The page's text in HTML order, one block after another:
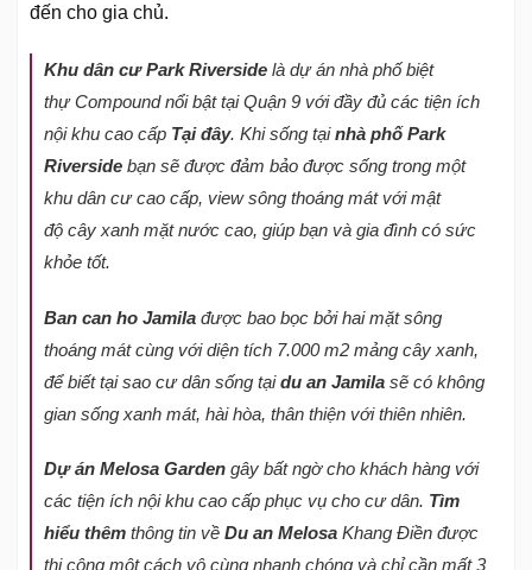
đến cho gia chủ.
Khu dân cư Park Riverside là dự án nhà phố biệt
thự Compound nổi bật tại Quận 9 với đầy đủ các tiện ích
nội khu cao cấp Tại đây. Khi sống tạinhà phốPark
Riverside bạn sẽ được đảm bảo được sống trong một
khu dân cư cao cấp, view sông thoáng mát với mật
độ cây xanh mặt nước cao, giúp bạn và gia đình có sức
khỏe tốt.
Ban can ho Jamila được bao bọc bởi hai mặt sông
thoáng mát cùng với diện tích 7.000 m2 mảng cây xanh,
để biết tại sao cư dân sống tạidu an Jamila sẽ có không
gian sống xanh mát, hài hòa, thân thiện với thiên nhiên.
Dự án Melosa Garden gây bất ngờ cho khách hàng với
các tiện ích nội khu cao cấp phục vụ cho cư dân. Tìm
hiểu thêm thông tin về Du an Melosa Khang Điền được
thi công một cách vô cùng nhanh chóng và chỉ cần mất 3